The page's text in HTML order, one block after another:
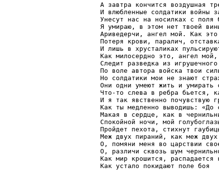
А завтра кончится воздушная
И влюбленные солдатики войны
Унесут нас на носилках с поля
Я умираю, в этом нет твоей
Ариведерчи, ангел мой. Как
Потеря крови, паралич,
И лишь в хрусталиках
Как милосердно это, ангел
Следит разведка из
По воле автора войска твои
Но солдатики мои не знают
Они одни умеют жить и умирать
Что-то слева в ребра бьется,
И я так явственно почувствую
Как ты медленно выводишь: «До
Макая в сердце, как в
Спокойной ночи, мой
Пройдет пехота, стихнут
Меж двух пираний, как меж двух
О, помяни меня во царствии
О, различи сквозь шум
Как мир крошится,
Как устало покидают поле боя